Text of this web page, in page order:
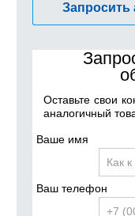
Запросить
Оставьте свои
аналогичный
Ваше имя
Ваш телефон